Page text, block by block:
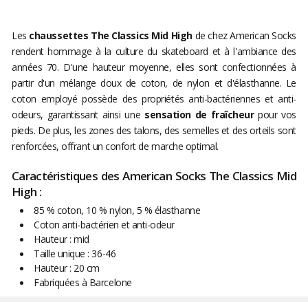
Les chaussettes The Classics Mid Highde chez American Socks
rendent hommage à la culture du skateboard et à l'ambiance des
années 70. D'une hauteur moyenne, elles sont confectionnées à
partir d'un mélange doux de coton, de nylon et d'élasthanne. Le
coton employé possède des propriétés anti-bactériennes et anti-
odeurs, garantissant ainsi une sensation de fraîcheurpour vos
pieds. De plus, les zones des talons, des semelles et des orteils sont
renforcées, offrant un confort de marche optimal.
Caractéristiques des American Socks The Classics Mid
High :
85 % coton, 10 % nylon, 5 % élasthanne
Coton anti-bactérien et anti-odeur
Hauteur : mid
Taille unique : 36-46
Hauteur : 20 cm
Fabriquées à Barcelone